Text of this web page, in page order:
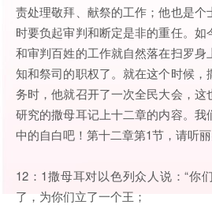
责处理敬拜、献祭的工作；他也是
时要负起审判和断定是非的重任。如
和审判百姓的工作就自然落在扫罗
知和祭司的职权了。就在这个时候
务时，他就召开了一次全民大会，
研究的撒母耳记上十二章的内容。我
中的自白吧！第十二章第1节，请听丽
12：1撒母耳对以色列众人说：“你
了，为你们立了一个王；